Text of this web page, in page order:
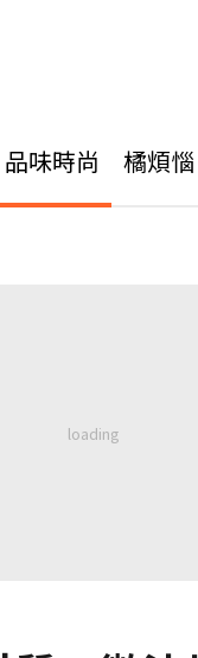
品味時尚 橘煩惱